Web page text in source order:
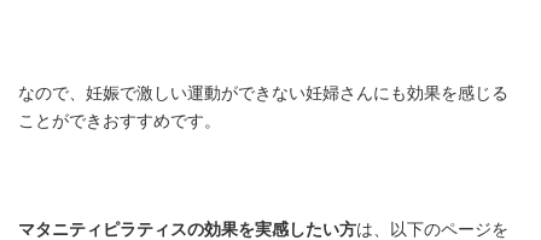
なので、妊娠で激しい運動ができない妊婦さんにも効果を感じる
ことができおすすめです。
マタニティピラティスの効果を実感したい方は、以下のページを